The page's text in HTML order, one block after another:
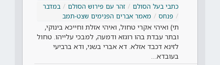
כתבי בעל הסולם
זהר עם פירוש הסולם
במדבר
פנחס
מאמר אברים הפנימים שצט-תמב
תי) ואיהי אקרי טחול, ואיהי אזלת וחייכא בינוקי,
ובתר עבדת בהו רוגזא ודמעה, למבכי עלייהו. טחול
לזינא דכבד אזלא. דא אברי בשני, ודא ברביעי
בעובדא…